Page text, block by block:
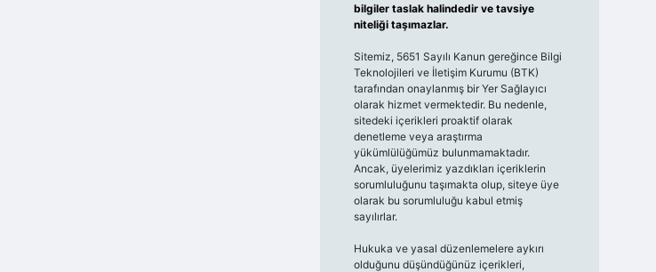
bilgiler taslak halindedir ve tavsiye
niteliği taşımazlar.
Sitemiz, 5651 Sayılı Kanun gereğince Bilgi
Teknolojileri ve İletişim Kurumu (BTK)
tarafından onaylanmış bir Yer Sağlayıcı
olarak hizmet vermektedir. Bu nedenle,
sitedeki içerikleri proaktif olarak
denetleme veya araştırma
yükümlülüğümüz bulunmamaktadır.
Ancak, üyelerimiz yazdıkları içeriklerin
sorumluluğunu taşımakta olup, siteye üye
olarak bu sorumluluğu kabul etmiş
sayılırlar.
Hukuka ve yasal düzenlemelere aykırı
olduğunu düşündüğünüz içerikleri,